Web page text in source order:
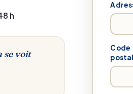
h
se voit
Code
postal